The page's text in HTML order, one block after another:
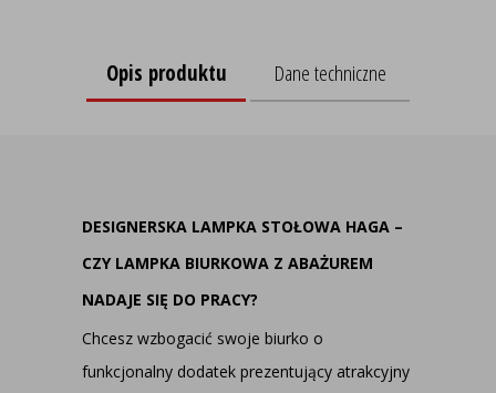
Opis produktu Dane techniczne
DESIGNERSKA LAMPKA STOŁOWA HAGA –
CZY LAMPKA BIURKOWA Z ABAŻUREM
NADAJE SIĘ DO PRACY?
Chcesz wzbogacić swoje biurko o
funkcjonalny dodatek prezentujący atrakcyjny